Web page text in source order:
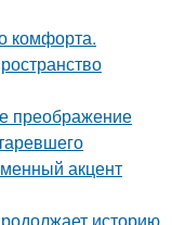
комфорта.
преображение
акцент